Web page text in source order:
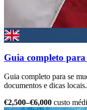
Guia completo
Guia completo para se
documentos e dicas locais.
€2,500–€6,000 custo